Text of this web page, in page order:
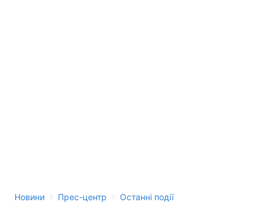
Новини › Прес-центр › Останні події